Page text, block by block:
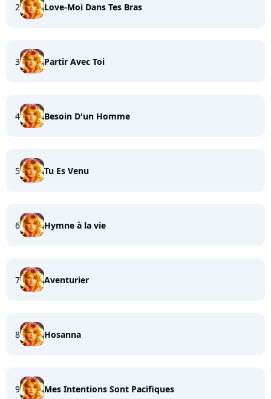
2 Love-Moi Dans Tes Bras
3 Partir Avec Toi
4 Besoin D'un Homme
5 Tu Es Venu
6 Hymne à la vie
7 Aventurier
8 Hosanna
9 Mes Intentions Sont Pacifiques